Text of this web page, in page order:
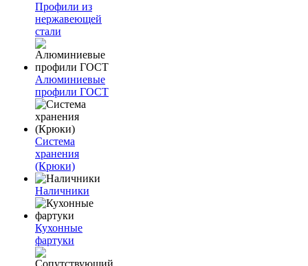
Профили из
нержавеющей
стали
Алюминиевые
профили ГОСТ
Система
хранения
(Крюки)
Наличники
Кухонные
фартуки